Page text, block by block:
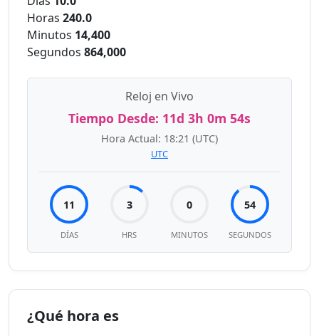
Horas 240.0
Minutos 14,400
Segundos 864,000
Reloj en Vivo
Tiempo Desde: 11d 3h 0m 54s
Hora Actual: 18:21 (UTC)
UTC
11
DÍAS
3
HRS
0
MINUTOS
54
SEGUNDOS
¿Qué hora es